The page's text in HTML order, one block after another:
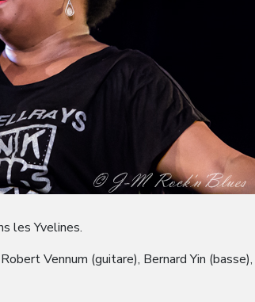
les Yvelines.
Vennum (guitare), Bernard Yin